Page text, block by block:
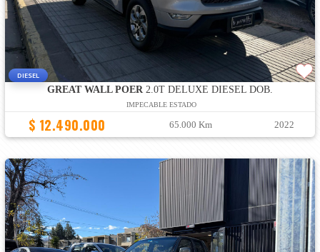
DIESEL
GREAT WALL POER 2.0T DELUXE DIESEL DOB.
IMPECABLE ESTADO
$ 12.490.000 65.000 Km 2022